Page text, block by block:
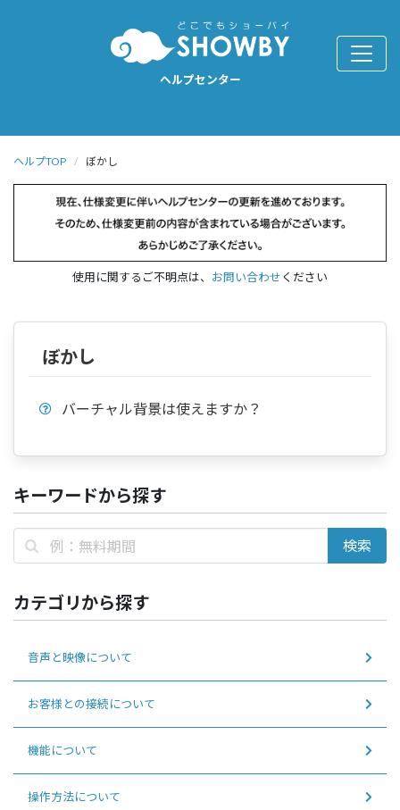
ヘルプセンター
ヘルプTOP ぼかし
キーワードから探す
カテゴリから探す
音声と映像について
お客様との接続について
機能について
操作方法について
使用に関するご不明点は、 お問い合わせください
ぼかし
バーチャル背景は使えますか？